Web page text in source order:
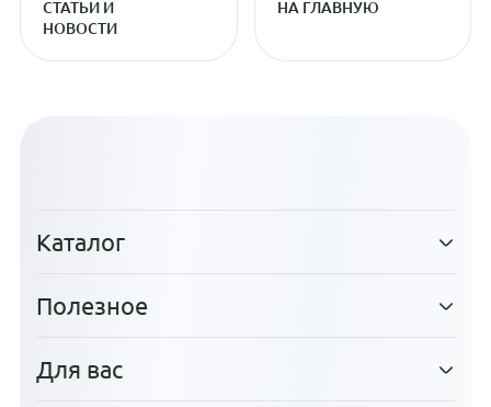
СТАТЬИ И
НОВОСТИ
НА ГЛАВНУЮ
Каталог
Полезное
Для вас